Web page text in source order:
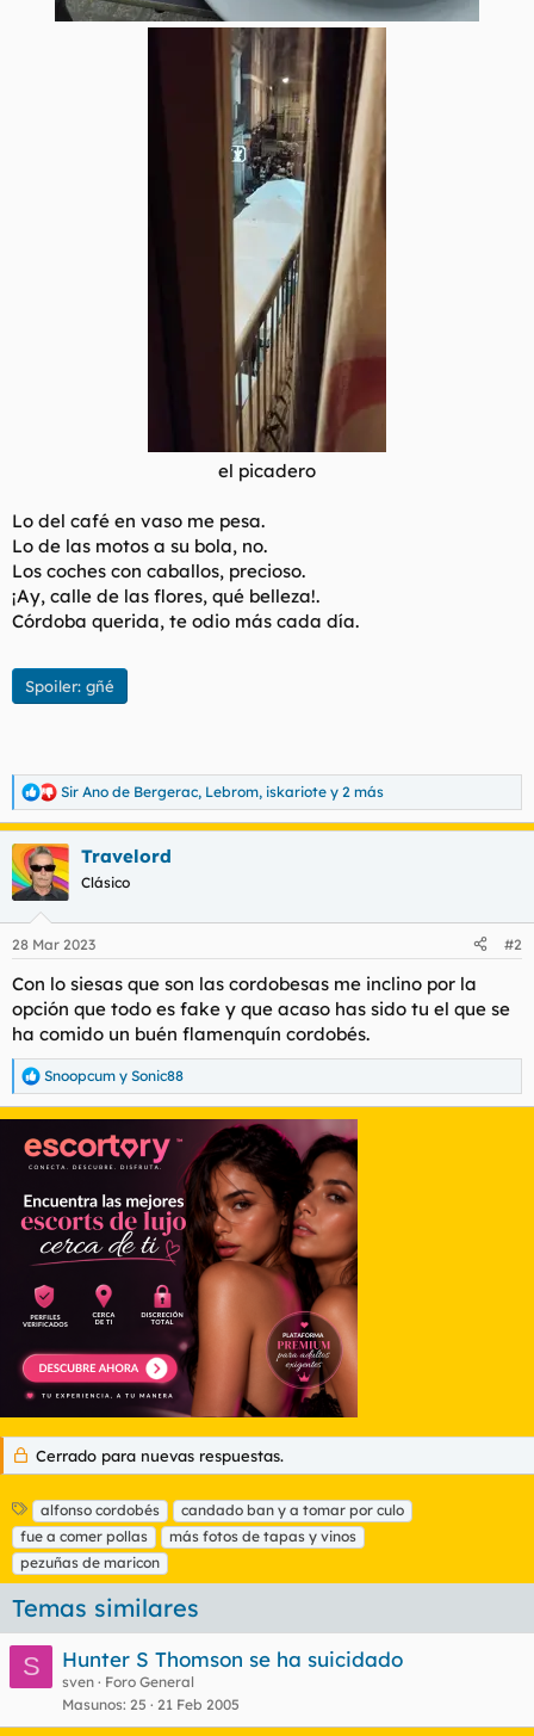
el picadero
Lo del café en vaso me pesa.
Lo de las motos a su bola, no.
Los coches con caballos, precioso.
¡Ay, calle de las flores, qué belleza!.
Córdoba querida, te odio más cada día.
Spoiler: gñé
R
e
c
c
i
e
:
Sir Ano de Bergerac, Lebrom, iskariote y 2 más
Travelord
Clásico
28 Mar 2023 #2
Con lo siesas que son las cordobesas me inclino por la
opción que todo es fake y que acaso has sido tu el que se
ha comido un buén flamenquín cordobés.
R
e
a
c
c
o
n
e
Snoopcum y Sonic88
Cerrado para nuevas respuestas.
E
t
i
q
e
t
a
s
alfonso cordobés
candado ban y a tomar por culo
fue a comer pollas
más fotos de tapas y vinos
pezuñas de maricon
Temas similares
S
Hunter S Thomson se ha suicidado
sven
Foro General
Masunos 25 21 Feb 2005